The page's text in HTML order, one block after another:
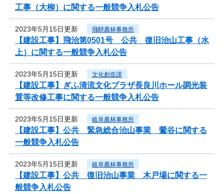
工事（大柳）に関する一般競争入札公告
2023年5月15日更新 飛騨農林事務所
【建設工事】飛治第0501号 公共 復旧治山工事（水
上）に関する一般競争入札公告
2023年5月15日更新 文化創造課
【建設工事】ぎふ清流文化プラザ長良川ホール調光装
置等改修工事に関する一般競争入札公告
2023年5月15日更新 岐阜農林事務所
【建設工事】公共 緊急総合治山事業 鶯谷に関する
一般競争入札公告
2023年5月15日更新 岐阜農林事務所
【建設工事】公共 復旧治山事業 木戸場に関する一
般競争入札公告